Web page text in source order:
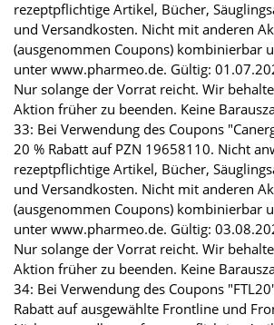
rezeptpflichtige Artikel, Bücher,
und Versandkosten. Nicht mit anderen
(ausgenommen Coupons) kombinierbar
unter www.pharmeo.de. Gültig:
Nur solange der Vorrat reicht. Wir
Aktion früher zu beenden. Keine
33: Bei Verwendung des Coupons
20 % Rabatt auf PZN 19658110. Nicht
rezeptpflichtige Artikel, Bücher,
und Versandkosten. Nicht mit anderen
(ausgenommen Coupons) kombinierbar
unter www.pharmeo.de. Gültig:
Nur solange der Vorrat reicht. Wir
Aktion früher zu beenden. Keine
34: Bei Verwendung des Coupons
Rabatt auf ausgewählte Frontline und